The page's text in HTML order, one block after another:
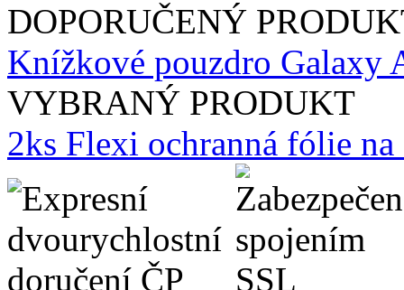
DOPORUČENÝ
Knížkové pouzdro Galaxy
VYBRANÝ PRODUKT
2ks Flexi ochranná fólie